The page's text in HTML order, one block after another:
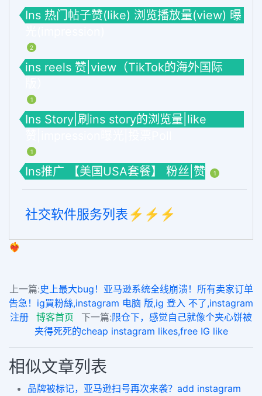
Ins 热门帖子赞(like) 浏览播放量(view) 曝
2
ins reels 赞|view（TikTok的海外国际
1
Ins Story|刷ins story的浏览量|like
1
Ins推广 【美国USA套餐】 粉丝|赞 1
社交软件服务列表⚡️⚡️⚡️
❤️‍🔥
上一篇:史上最大bug！亚马逊系统全线崩溃！所有卖家订单
告急！ig買粉絲,instagram 电脑 版,ig 登入 不了,instagram
注册
博客首页 下一篇:限仓下，感觉自己就像个夹心饼被
夹得死死的cheap instagram likes,free IG like
相似文章列表
品牌被标记，亚马逊扫号再次来袭？add instagram